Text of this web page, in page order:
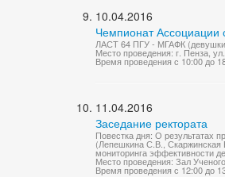
10.04.2016
Чемпионат Ассоциации
ЛАСТ 64 ПГУ - МГАФК
Место проведения: г. Пенза,
Время проведения с 10:00 до
11.04.2016
Заседание ректората
Повестка дня: О результатах
(Лепешкина С.В.,
мониторинга эффективности
Место проведения: Зал
Время проведения с 12:00 до